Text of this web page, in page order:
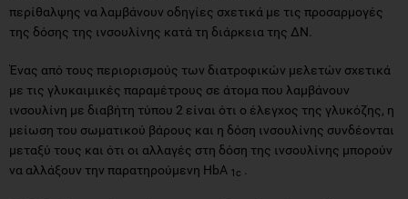
περίθαλψης να λαμβάνουν οδηγίες σχετικά με τις προσαρμογές
της δόσης της ινσουλίνης κατά τη διάρκεια της ΔΝ.
Ένας από τους περιορισμούς των διατροφικών μελετών σχετικά
με τις γλυκαιμικές παραμέτρους σε άτομα που λαμβάνουν
ινσουλίνη με διαβήτη τύπου 2 είναι ότι ο έλεγχος της γλυκόζης, η
μείωση του σωματικού βάρους και η δόση ινσουλίνης συνδέονται
μεταξύ τους και ότι οι αλλαγές στη δόση της ινσουλίνης μπορούν
να αλλάξουν την παρατηρούμενη HbA 1c